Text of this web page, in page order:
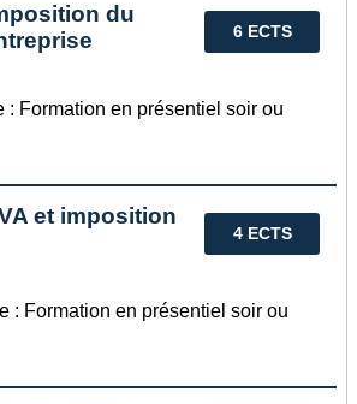
6 ECTS
du
: Formation en présentiel soir ou
4 ECTS
et imposition
: Formation en présentiel soir ou